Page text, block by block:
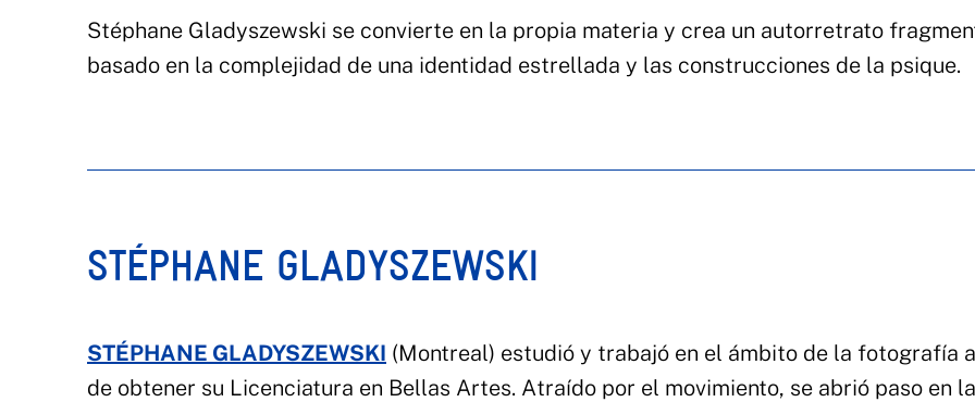
Stéphane Gladyszewski se convierte en la propia materia y crea un autorretrato
basado en la complejidad de una identidad estrellada y las construcciones de la psique.
STÉPHANE GLADYSZEWSKI
STÉPHANE GLADYSZEWSKI (Montreal) estudió y trabajó en el ámbito de la fotografía
de obtener su Licenciatura en Bellas Artes. Atraído por el movimiento, se abrió paso en